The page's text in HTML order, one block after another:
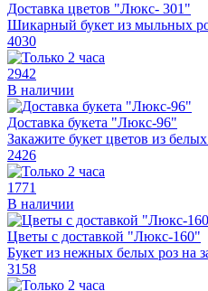
Доставка цветов "Люкс- 301"
Шикарный букет из мыльных
4030
2942
В наличии
Доставка букета "Люкс-96"
Закажите букет цветов из
2426
1771
В наличии
Цветы с доставкой "Люкс-160"
Букет из нежных белых роз на
3158